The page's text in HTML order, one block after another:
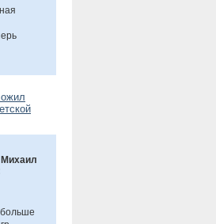
мера
и
а
Новые
более
-